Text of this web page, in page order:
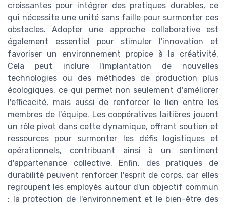
croissantes pour intégrer des pratiques durables, ce
qui nécessite une unité sans faille pour surmonter ces
obstacles. Adopter une approche collaborative est
également essentiel pour stimuler l'innovation et
favoriser un environnement propice à la créativité.
Cela peut inclure l'implantation de nouvelles
technologies ou des méthodes de production plus
écologiques, ce qui permet non seulement d'améliorer
l'efficacité, mais aussi de renforcer le lien entre les
membres de l'équipe. Les coopératives laitières jouent
un rôle pivot dans cette dynamique, offrant soutien et
ressources pour surmonter les défis logistiques et
opérationnels, contribuant ainsi à un sentiment
d'appartenance collective. Enfin, des pratiques de
durabilité peuvent renforcer l'esprit de corps, car elles
regroupent les employés autour d'un objectif commun
: la protection de l'environnement et le bien-être des